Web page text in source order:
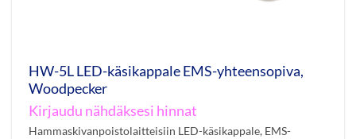
HW-5L LED-käsikappale EMS-yhteensopiva,
Woodpecker
Kirjaudu nähdäksesi hinnat
Hammaskivanpoistolaitteisiin LED-käsikappale, EMS-